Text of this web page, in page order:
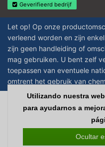
Geverifieerd bedrijf
Let op! Op onze
verleend worden en zijn
zijn geen handleiding of
mag gebruiken. U bent zelf
toepassen van eventuele
omtrent het gebruik van
baratos - All rights reserved -
Utilizando nuestra
para ayudarnos a
Ocultar